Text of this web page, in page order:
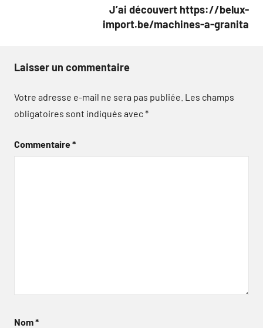
J’ai découvert https://belux-
import.be/machines-a-granita
Laisser un commentaire
Votre adresse e-mail ne sera pas publiée. Les champs
obligatoires sont indiqués avec*
Commentaire*
Nom*